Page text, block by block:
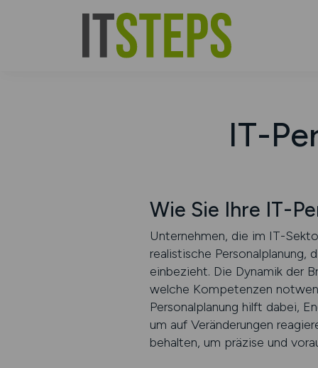
IT-
Wie Sie Ihre IT-
Unternehmen, die im IT-
realistische
einbezieht. Die Dynamik der
welche Kompetenzen
Personalplanung hilft dabei,
um auf Veränderungen
behalten, um präzise und